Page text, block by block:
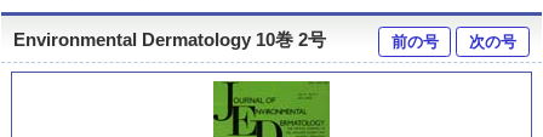
Environmental Dermatology 10巻 2号 前の号 次の号